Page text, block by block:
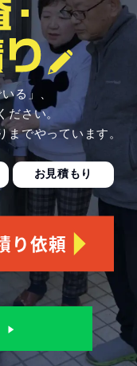
る」、
ださい。
でやっています。
お見積もり